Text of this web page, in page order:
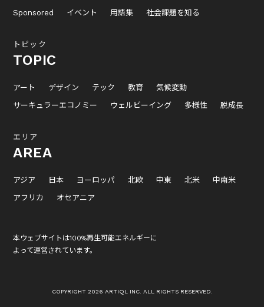
Sponsored
イベント 用語集 社会課題を知る
トピック
TOPIC
アート デザイン テック 教育
気候変動
サーキュラーエコノミー
ウェルビーイング 多様性 脱成長
エリア
AREA
アジア 日本 ヨーロッパ 北欧 中東 北米
中南米
アフリカ
オセアニア
本ウェブサイトは100%再生可能エネルギーに
よって運営されています。
COPYRIGHT 2026 ARTIQL INC. ALL RIGHTS RESERVED.